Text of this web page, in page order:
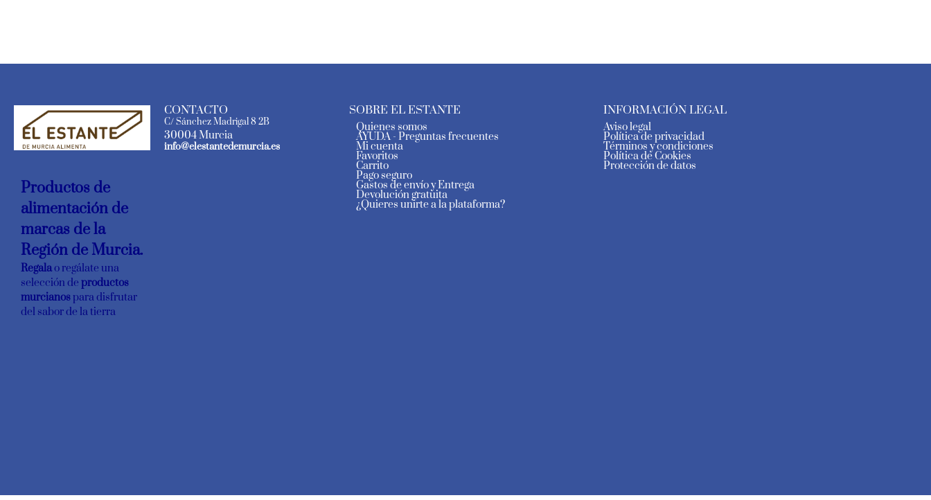
Productos de
alimentación de
marcas de la
Región de Murcia.
Regalao regálate una
selección de productos
murcianospara disfrutar
del sabor de la tierra
CONTACTO
C/ Sánchez Madrigal 8 2B
30004 Murcia
info@elestantedemurcia.es
SOBRE EL ESTANTE
Quienes somos
AYUDA - Preguntas frecuentes
Mi cuenta
Favoritos
Carrito
Pago seguro
Gastos de envío y Entrega
Devolución gratuita
¿Quieres unirte a la plataforma?
INFORMACIÓN LEGAL
Aviso legal
Política de privacidad
Términos y condiciones
Política de Cookies
Protección de datos